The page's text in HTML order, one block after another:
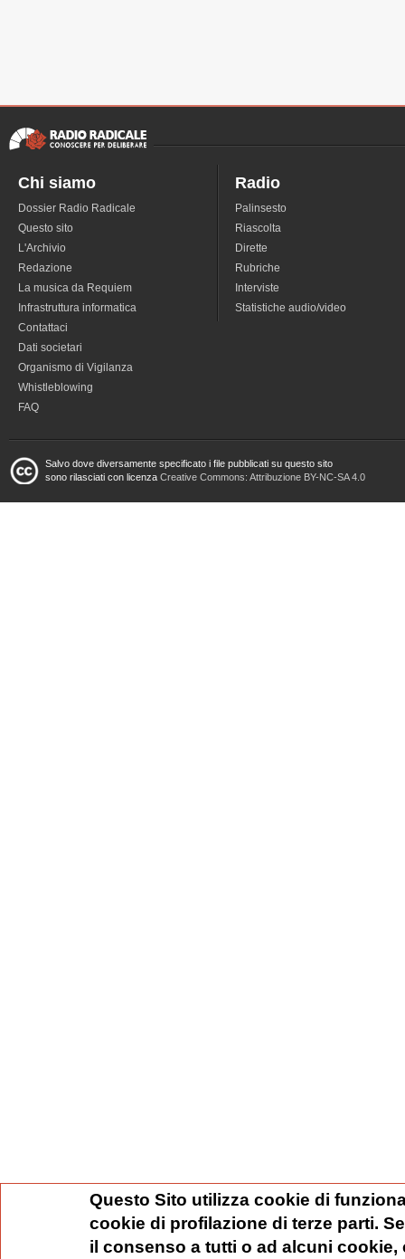
Chi siamo
Dossier Radio Radicale
Questo sito
L'Archivio
Redazione
La musica da Requiem
Infrastruttura informatica
Contattaci
Dati societari
Organismo di Vigilanza
Whistleblowing
FAQ
Radio
Palinsesto
Riascolta
Dirette
Rubriche
Interviste
Statistiche audio/video
Salvo dove diversamente specificato i file pubblicati su questo sito
sono rilasciati con licenza Creative Commons: Attribuzione BY-NC-SA 4.0
Questo Sito utilizza cookie di
cookie di profilazione di terze parti.
il consenso a tutti o ad alcuni